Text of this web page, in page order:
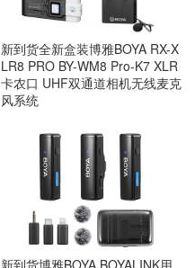
新到货全新盒装博雅BOYA RX-X
LR8 PRO BY-WM8 Pro-K7 XLR
卡农口 UHF双通道相机无线麦克
风系统
新到货博雅BOYA BOYALINK用